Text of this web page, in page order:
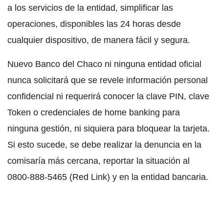
a los servicios de la entidad, simplificar las
operaciones, disponibles las 24 horas desde
cualquier dispositivo, de manera fácil y segura.
Nuevo Banco del Chaco ni ninguna entidad oficial
nunca solicitará que se revele información personal
confidencial ni requerirá conocer la clave PIN, clave
Token o credenciales de home banking para
ninguna gestión, ni siquiera para bloquear la tarjeta.
Si esto sucede, se debe realizar la denuncia en la
comisaría más cercana, reportar la situación al
0800-888-5465 (Red Link) y en la entidad bancaria.